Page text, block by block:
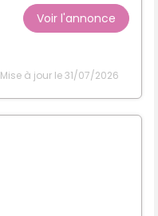
Voir l'annonce
Mise à jour le 31/07/2026